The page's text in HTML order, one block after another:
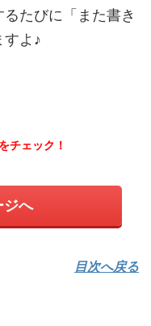
たびに「また書き
すよ♪
チェック！
ジへ
目次へ戻る